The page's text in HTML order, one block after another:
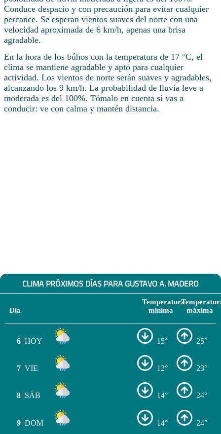
Conduce despacio y con precaución para evitar cualquier
percance. Se esperan vientos suaves del norte con una
velocidad aproximada de 6 km/h, apenas una brisa
agradable.
En la hora de los búhos con la temperatura de 17 °C, el
clima se mantiene agradable y apto para cualquier
actividad. Los vientos de norte serán suaves y agradables,
alcanzando los 9 km/h. La probabilidad de lluvia leve a
moderada es del 100%. Tómalo en cuenta si vas a
conducir: ve con calma y mantén distancia.
CLIMA PRÓXIMOS DÍAS PARA GUSTAVO A. MADERO
Día
Temperatura
mínima
máxima
6 HOY 15° 25°
7 VIE 12° 23°
8 SÁB 14° 24°
9 DOM 14° 24°